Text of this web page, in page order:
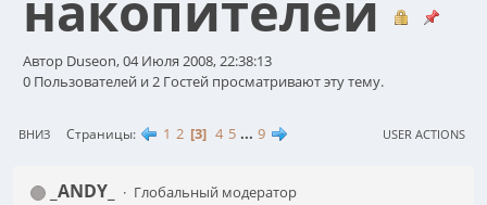
Автор Duseon, 04 Июля 2008, 22:38:13
0 Пользователей и 2 Гостей просматривают эту тему.
ВНИЗ Страницы 1 2 3 4 5 ... 9 USER ACTIONS
_ANDY_
Глобальный модератор